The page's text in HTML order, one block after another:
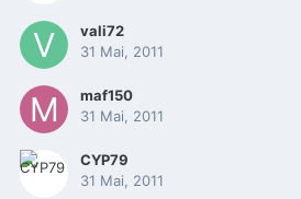
vali72
31 Mai, 2011
maf150
31 Mai, 2011
CYP79
31 Mai, 2011